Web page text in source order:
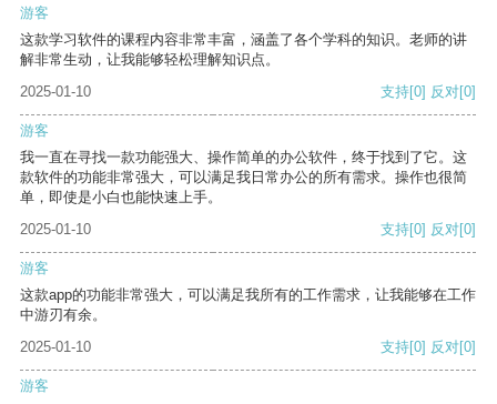
游客
这款学习软件的课程内容非常丰富，涵盖了各个学科的知识。老师的讲
解非常生动，让我能够轻松理解知识点。
2025-01-10
支持[0] 反对[0]
游客
我一直在寻找一款功能强大、操作简单的办公软件，终于找到了它。这
款软件的功能非常强大，可以满足我日常办公的所有需求。操作也很简
单，即使是小白也能快速上手。
2025-01-10
支持[0] 反对[0]
游客
这款app的功能非常强大，可以满足我所有的工作需求，让我能够在工作
中游刃有余。
2025-01-10
支持[0] 反对[0]
游客